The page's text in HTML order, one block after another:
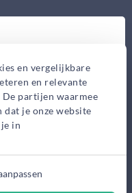
en vergelijkbare
en relevante
partijen waarmee
dat je onze website
in
73a, Zwolle
op kaart